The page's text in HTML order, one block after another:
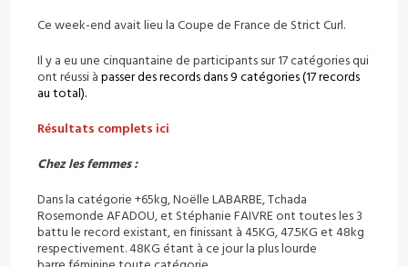
Ce week-end avait lieu la Coupe de France de Strict Curl.
Il y a eu une cinquantaine de participants sur 17 catégories qui
ont réussi àpasser des records dans 9 catégories (17 records
au total).
Résultats complets ici
Chez les femmes :
Dans la catégorie +65kg, Noëlle LABARBE, Tchada
Rosemonde AFADOU, et Stéphanie FAIVRE ont toutes les 3
battu le record existant, en finissant à45KG, 47.5KG et 48kg
respectivement. 48KG étant à ce jour la plus lourde